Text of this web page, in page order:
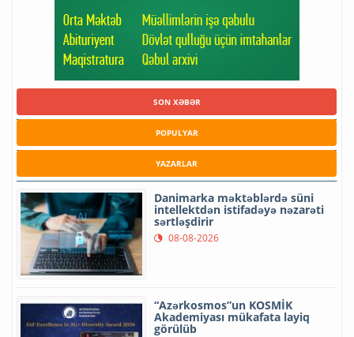
SON XƏBƏR
POPULYAR
YAZARLAR
Danimarka məktəblərdə süni
intellektdən istifadəyə nəzarəti
sərtləşdirir
08-08-2026
“Azərkosmos”un KOSMİK
Akademiyası mükafata layiq
görülüb